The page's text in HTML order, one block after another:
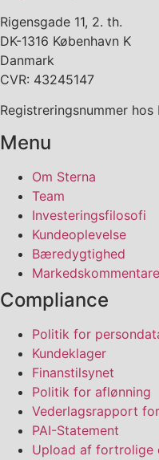
Rigensgade 11, 2. th.
DK-1316 København K
Danmark
CVR: 43245147
Registreringsnummer
Menu
Om Sterna
Team
Investeringsfilosofi
Kundeoplevelse
Bæredygtighed
Compliance
Politik for
Kundeklager
Finanstilsynet
Politik for aflønning
Vederlagsrapport
PAI-Statement
Upload af fortrolige